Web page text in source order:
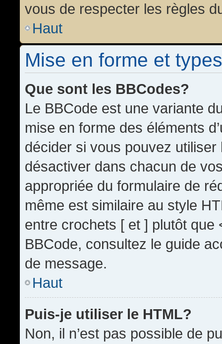
vous de respecter les règles
Haut
Mise en forme et
Que sont les BBCodes?
Le BBCode est une variante
mise en forme des éléments
décider si vous pouvez
désactiver dans chacun de
appropriée du formulaire de
même est similaire au style
entre crochets [ et ] plutôt que
BBCode, consultez le guide
de message.
Haut
Puis-je utiliser le HTML?
Non, il n’est pas possible de